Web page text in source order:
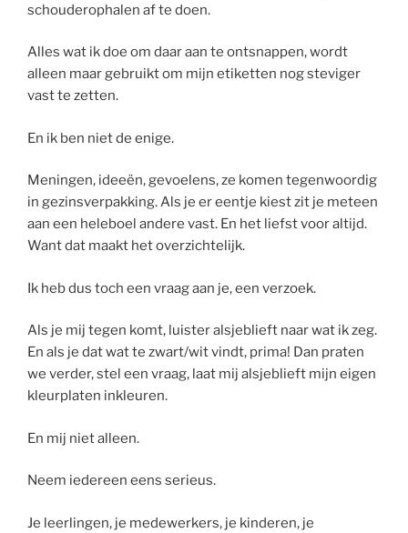
schouderophalen af te doen.
Alles wat ik doe om daar aan te ontsnappen, wordt
alleen maar gebruikt om mijn etiketten nog steviger
vast te zetten.
En ik ben niet de enige.
Meningen, ideeën, gevoelens, ze komen tegenwoordig
in gezinsverpakking. Als je er eentje kiest zit je meteen
aan een heleboel andere vast. En het liefst voor altijd.
Want dat maakt het overzichtelijk.
Ik heb dus toch een vraag aan je, een verzoek.
Als je mij tegen komt, luister alsjeblieft naar wat ik zeg.
En als je dat wat te zwart/wit vindt, prima! Dan praten
we verder, stel een vraag, laat mij alsjeblieft mijn eigen
kleurplaten inkleuren.
En mij niet alleen.
Neem iedereen eens serieus.
Je leerlingen, je medewerkers, je kinderen, je